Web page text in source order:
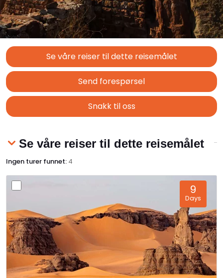
Se våre reiser til dette reisemålet
Send forespørsel
Snakk til oss
Se våre reiser til dette reisemålet
Ingen turer funnet: 4
9
Days